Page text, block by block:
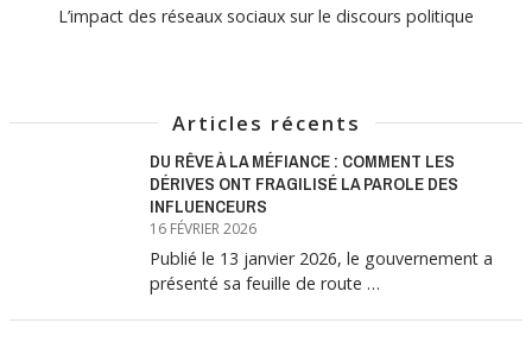
L’impact des réseaux sociaux sur le discours politique
Articles récents
DU RÊVE À LA MÉFIANCE : COMMENT LES
DÉRIVES ONT FRAGILISÉ LA PAROLE DES
INFLUENCEURS
16 FÉVRIER 2026
Publié le 13 janvier 2026, le gouvernement a
présenté sa feuille de route …